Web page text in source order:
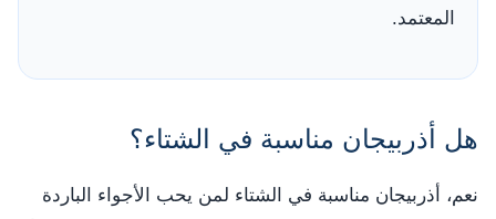
المعتمد.
هل أذربيجان مناسبة في الشتاء؟
نعم، أذربيجان مناسبة في الشتاء لمن يحب الأجواء الباردة